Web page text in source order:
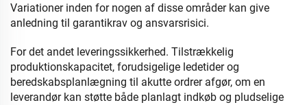
Variationer inden for nogen af disse områder kan give
anledning til garantikrav og ansvarsrisici.
For det andet leveringssikkerhed. Tilstrækkelig
produktionskapacitet, forudsigelige ledetider og
beredskabsplanlægning til akutte ordrer afgør, om en
leverandør kan støtte både planlagt indkøb og pludselige